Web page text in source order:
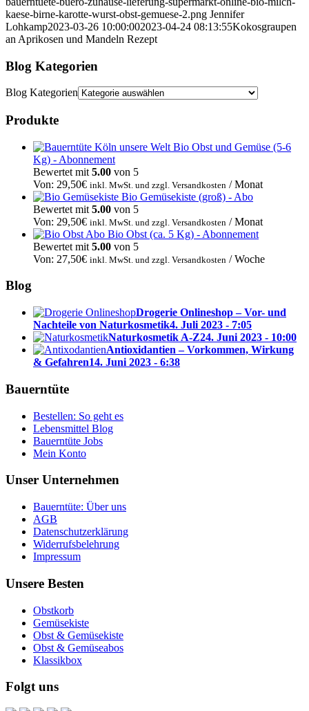
kaese-birne-karotte-wurst-obst-gemuese-2.png Jennifer
Lohkamp2023-03-26 10:00:002023-04-24 08:13:55Kokosgraupen
an Aprikosen und Mandeln Rezept
Blog Kategorien
Blog Kategorien
Produkte
Bio Obst und Gemüse (5-6
Kg) - Abonnement
Bewertet mit 5.00 von 5
Von: 29,50€ inkl. MwSt. und zzgl. Versandkosten / Monat
Bio Gemüsekiste (groß) - Abo
Bewertet mit 5.00 von 5
Von: 29,50€ inkl. MwSt. und zzgl. Versandkosten / Monat
Bio Obst (ca. 5 Kg) - Abonnement
Bewertet mit 5.00 von 5
Von: 27,50€ inkl. MwSt. und zzgl. Versandkosten / Woche
Blog
Drogerie Onlineshop – Vor- und
Nachteile von Naturkosmetik4. Juli 2023 - 7:05
Naturkosmetik A-Z24. Juni 2023 - 10:00
Antioxidantien – Vorkommen, Wirkung
& Gefahren14. Juni 2023 - 6:38
Bauerntüte
Bestellen: So geht es
Lebensmittel Blog
Bauerntüte Jobs
Mein Konto
Unser Unternehmen
Bauerntüte: Über uns
AGB
Datenschutzerklärung
Widerrufsbelehrung
Impressum
Unsere Besten
Obstkorb
Gemüsekiste
Obst & Gemüsekiste
Obst & Gemüseabos
Klassikbox
Folgt uns